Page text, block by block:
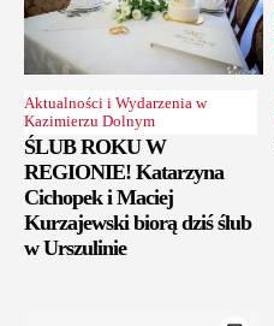
Aktualności i Wydarzenia w
Kazimierzu Dolnym
ŚLUB ROKU W
REGIONIE! Katarzyna
Cichopek i Maciej
Kurzajewski biorą dziś ślub
w Urszulinie